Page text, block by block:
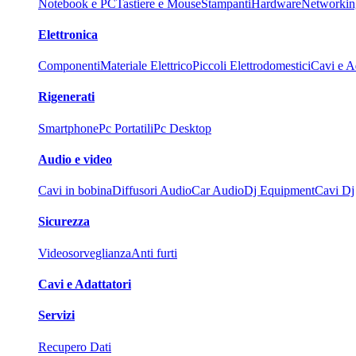
Notebook e PCTastiere e MouseStampantiHardware
Elettronica
ComponentiMateriale ElettricoPiccoli ElettrodomesticiCavi e
Rigenerati
SmartphonePc PortatiliPc Desktop
Audio e video
Cavi in bobinaDiffusori AudioCar AudioDj EquipmentCavi Dj
Sicurezza
VideosorveglianzaAnti furti
Cavi e Adattatori
Servizi
Recupero Dati